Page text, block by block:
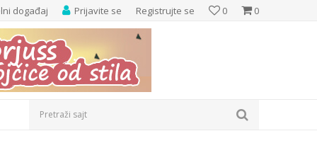
0
0
Prijavite se Registrujte se
događaj
Pretraži sajt